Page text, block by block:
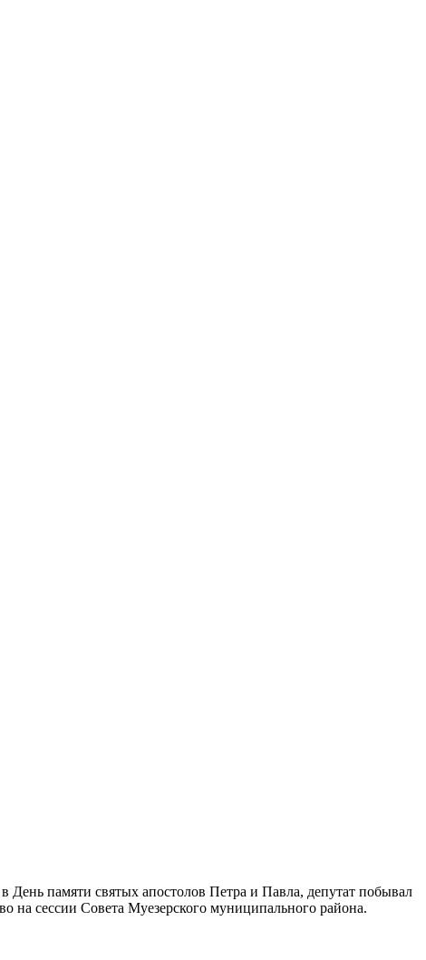
памяти святых апостолов Петра и Павла, депутат побывал
на сессии Совета Муезерского муниципального района.